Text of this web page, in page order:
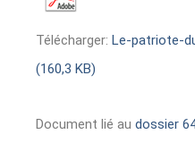
Télécharger: Le-patriote-
(160,3 KB)
Document lié au dossier